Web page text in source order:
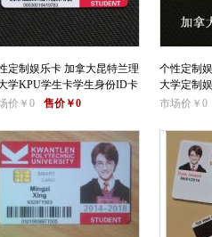
定制娱乐卡 加拿大昆特兰理
学KPU学生卡学生身份ID卡
价￥0
售价￥0
个性定制
大学定制
市场价￥0